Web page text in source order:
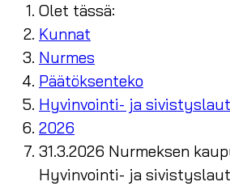
Olet tässä:
Kunnat
Nurmes
Päätöksenteko
Hyvinvointi- ja
2026
31.3.2026 Nurmeksen
Hyvinvointi- ja